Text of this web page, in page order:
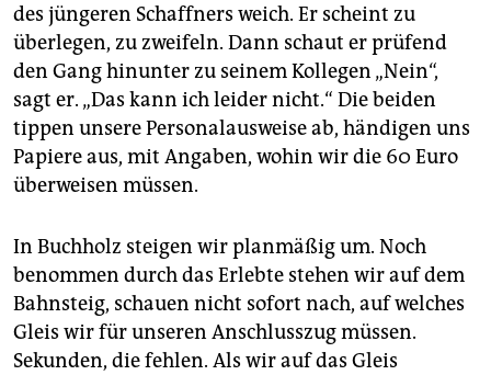
des jüngeren Schaffners weich. Er scheint zu
überlegen, zu zweifeln. Dann schaut er prüfend
den Gang hinunter zu seinem Kollegen „Nein“,
sagt er. „Das kann ich leider nicht.“ Die beiden
tippen unsere Personalausweise ab, händigen uns
Papiere aus, mit Angaben, wohin wir die 60 Euro
überweisen müssen.
In Buchholz steigen wir planmäßig um. Noch
benommen durch das Erlebte stehen wir auf dem
Bahnsteig, schauen nicht sofort nach, auf welches
Gleis wir für unseren Anschlusszug müssen.
Sekunden, die fehlen. Als wir auf das Gleis